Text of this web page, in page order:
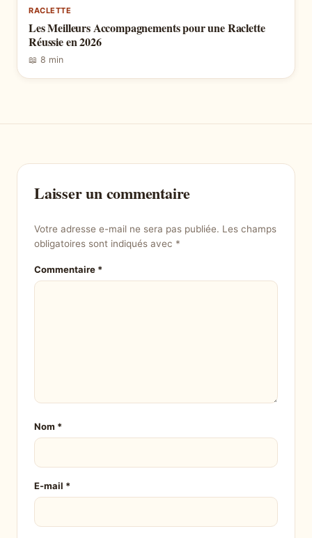
RACLETTE
Les Meilleurs Accompagnements pour une Raclette
Réussie en 2026
📖 8 min
Laisser un commentaire
Votre adresse e-mail ne sera pas publiée. Les champs
obligatoires sont indiqués avec *
Commentaire *
Nom *
E-mail *